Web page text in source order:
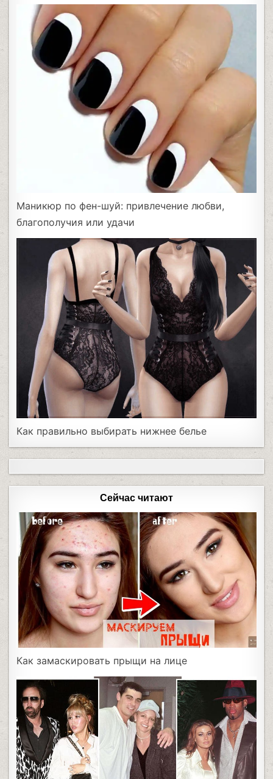
Маникюр по фен-шуй: привлечение любви,
благополучия или удачи
Как правильно выбирать нижнее белье
Сейчас читают
Как замаскировать прыщи на лице